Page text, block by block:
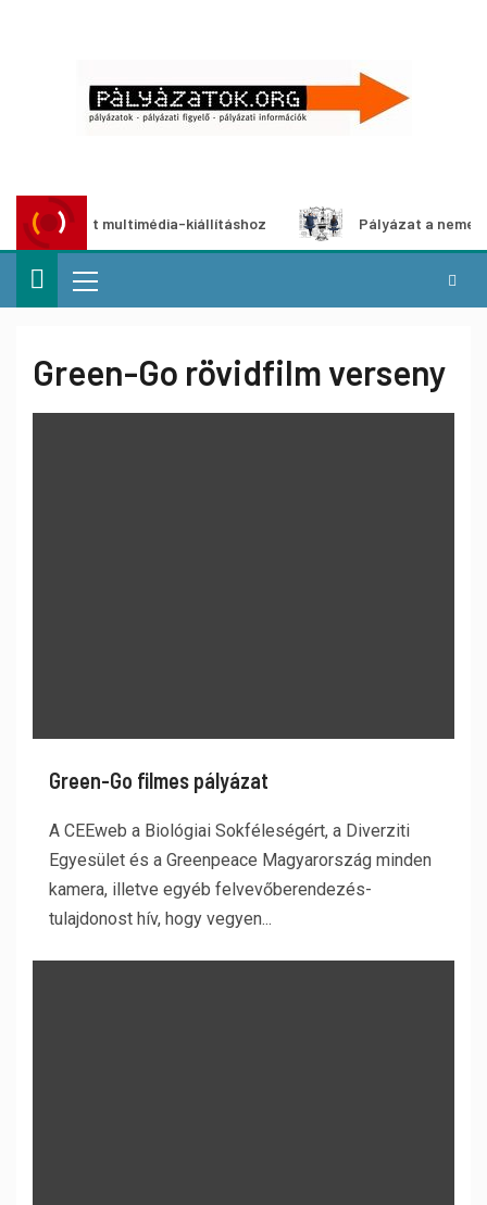
multimédia-kiállításhoz Pályázat a nemek
Green-Go rövidfilm verseny
Green-Go filmes pályázat
A CEEweb a Biológiai Sokféleségért, a Diverziti
Egyesület és a Greenpeace Magyarország minden
kamera, illetve egyéb felvevőberendezés-
tulajdonost hív, hogy vegyen...